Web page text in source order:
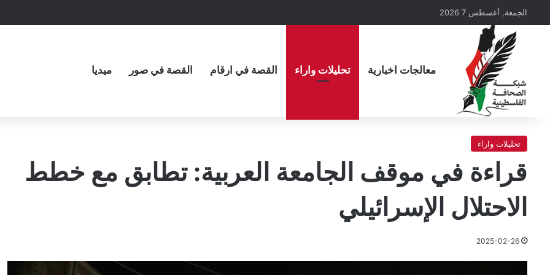
الجمعة, أغسطس 7 2026
معالجات اخبارية تحليلات واراء القصة في ارقام القصة في صور ميديا
تحليلات واراء
قراءة في موقف الجامعة العربية: تطابق مع خطط
الاحتلال الإسرائيلي
2025-02-26